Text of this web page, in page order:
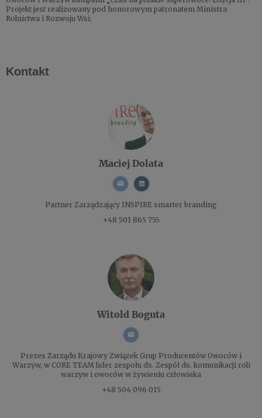
Projekt jest realizowany pod honorowym patronatem Ministra
Rolnictwa i Rozwoju Wsi.
Kontakt
Maciej Dolata
Partner Zarządzający INSPIRE smarter branding
+48 501 865 755
Witold Boguta
Prezes Zarządu Krajowy Związek Grup Producentów Owoców i
Warzyw, w CORE TEAM lider zespołu ds. Zespół ds. komunikacji roli
warzyw i owoców w żywieniu człowieka
+48 504 096 015